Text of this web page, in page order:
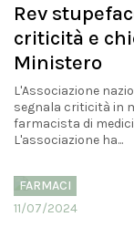
Rev
criticità e
Ministero
L'Associazione
segnala criticità in
farmacista di
L'associazione ha...
FARMACI
11/07/2024